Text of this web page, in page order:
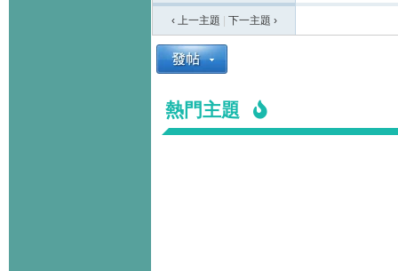
‹ 上一主題 下一主題 ›
熱門主題